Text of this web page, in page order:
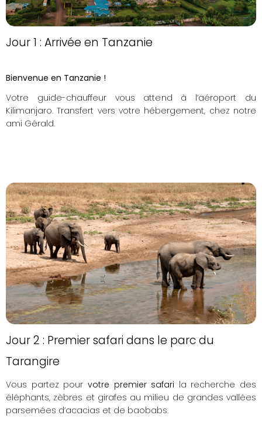
Jour 1 : Arrivée en Tanzanie
Bienvenue en Tanzanie !
Votre guide-chauffeur vous attend à l’aéroport du
Kilimanjaro. Transfert vers votre hébergement, chez notre
ami Gérald.
Jour 2 : Premier safari dans le parc du
Tarangire
Vous partez pour votre premier safari la recherche des
éléphants, zèbres et girafes au milieu de grandes vallées
parsemées d’acacias et de baobabs.